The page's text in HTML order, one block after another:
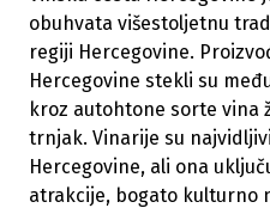
obuhvata višestoljetnu
regiji Hercegovine.
Hercegovine stekli su
kroz autohtone sorte vina
trnjak. Vinarije su
Hercegovine, ali ona
atrakcije, bogato kulturno